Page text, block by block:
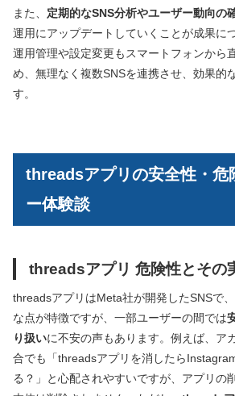
また、 定期的なSNS分析やユーザー動向の
運用にアップデートしていくことが成果に
運用管理や設定変更もスマートフォンから
め、無理なく複数SNSを連携させ、効果的
す。
threadsアプリの安全性・危
ー体験談
threadsアプリ 危険性とその
threadsアプリはMeta社が開発したSNSで
な点が特徴ですが、一部ユーザーの間では
り扱いに不安の声もあります。例えば、ア
合でも「threadsアプリを消したら
る？」と心配されやすいですが、アプリの